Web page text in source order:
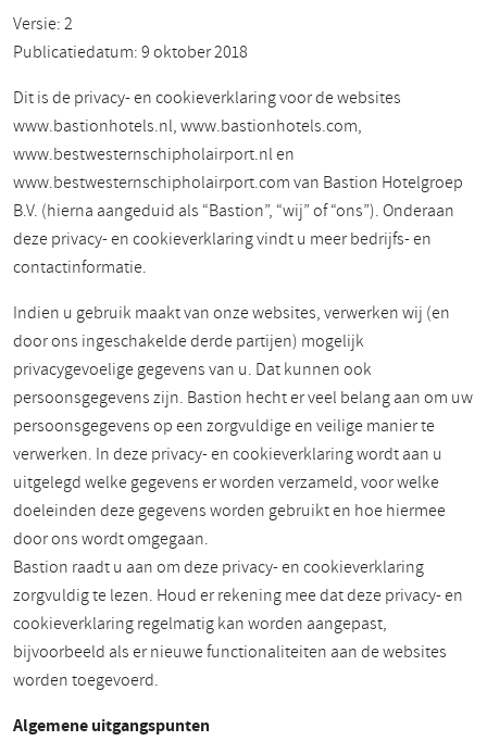
Versie: 2
Publicatiedatum: 9 oktober 2018
Dit is de privacy- en cookieverklaring voor de websites
www.bastionhotels.nl, www.bastionhotels.com,
www.bestwesternschipholairport.nl en
www.bestwesternschipholairport.com van Bastion Hotelgroep
B.V. (hierna aangeduid als “Bastion”, “wij” of “ons”). Onderaan
deze privacy- en cookieverklaring vindt u meer bedrijfs- en
contactinformatie.
Indien u gebruik maakt van onze websites, verwerken wij (en
door ons ingeschakelde derde partijen) mogelijk
privacygevoelige gegevens van u. Dat kunnen ook
persoonsgegevens zijn. Bastion hecht er veel belang aan om uw
persoonsgegevens op een zorgvuldige en veilige manier te
verwerken. In deze privacy- en cookieverklaring wordt aan u
uitgelegd welke gegevens er worden verzameld, voor welke
doeleinden deze gegevens worden gebruikt en hoe hiermee
door ons wordt omgegaan.
Bastion raadt u aan om deze privacy- en cookieverklaring
zorgvuldig te lezen. Houd er rekening mee dat deze privacy- en
cookieverklaring regelmatig kan worden aangepast,
bijvoorbeeld als er nieuwe functionaliteiten aan de websites
worden toegevoerd.
Algemene uitgangspunten